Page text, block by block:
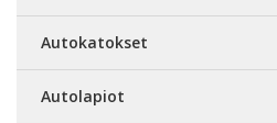
Autokatokset
Autolapiot